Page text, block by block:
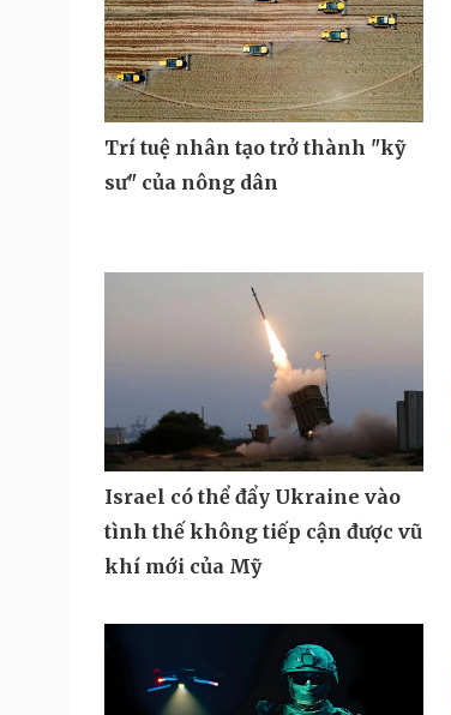
Trí tuệ nhân tạo trở thành "kỹ
sư" của nông dân
Israel có thể đẩy Ukraine vào
tình thế không tiếp cận được vũ
khí mới của Mỹ